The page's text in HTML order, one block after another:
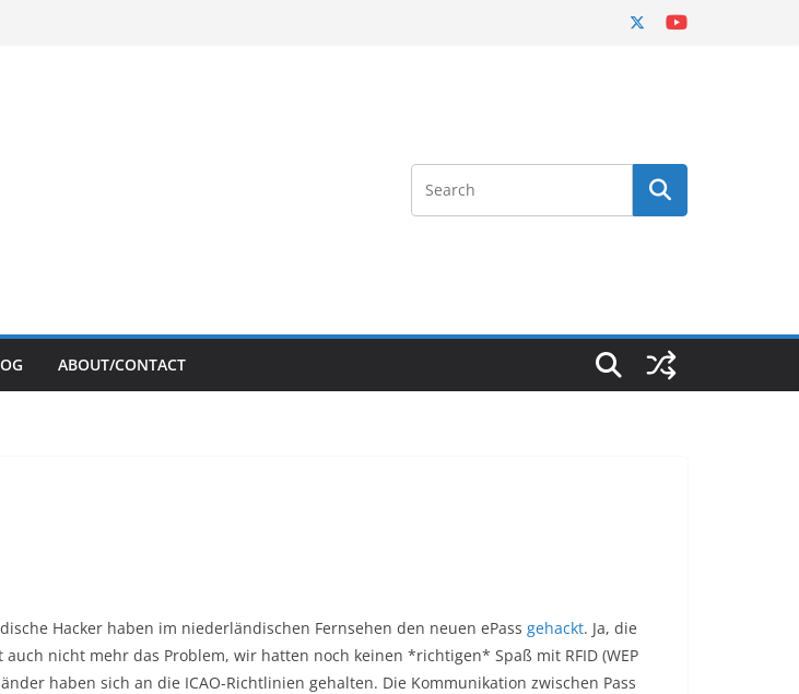
ABOUT/CONTACT
Hacker haben im niederländischen Fernsehen den neuen ePass gehackt. Ja, die
nicht mehr das Problem, wir hatten noch keinen *richtigen* Spaß mit RFID (WEP
haben sich an die ICAO-Richtlinien gehalten. Die Kommunikation zwischen Pass